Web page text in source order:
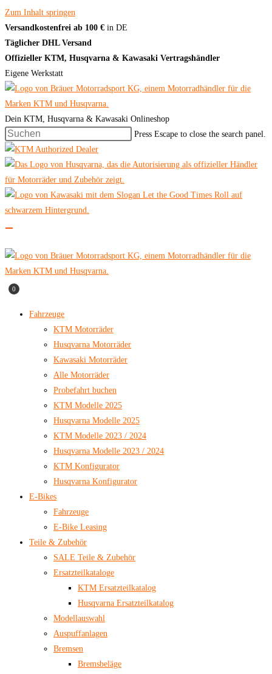
Zum Inhalt springen
Versandkostenfrei ab 100 € in DE
Täglicher DHL Versand
Offizieller KTM, Husqvarna & Kawasaki Vertragshändler
Eigene Werkstatt
Dein KTM, Husqvarna & Kawasaki Onlineshop
Press Escape to close the search panel.
0
Fahrzeuge
KTM Motorräder
Husqvarna Motorräder
Kawasaki Motorräder
Alle Motorräder
Probefahrt buchen
KTM Modelle 2025
Husqvarna Modelle 2025
KTM Modelle 2023 / 2024
Husqvarna Modelle 2023 / 2024
KTM Konfigurator
Husqvarna Konfigurator
E-Bikes
Fahrzeuge
E-Bike Leasing
Teile & Zubehör
SALE Teile & Zubehör
Ersatzteilkataloge
KTM Ersatzteilkatalog
Husqvarna Ersatzteilkatalog
Modellauswahl
Auspuffanlagen
Bremsen
Bremsbeläge